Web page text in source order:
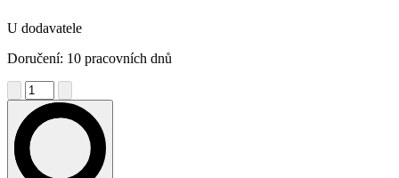
U dodavatele
Doručení: 10 pracovních dnů